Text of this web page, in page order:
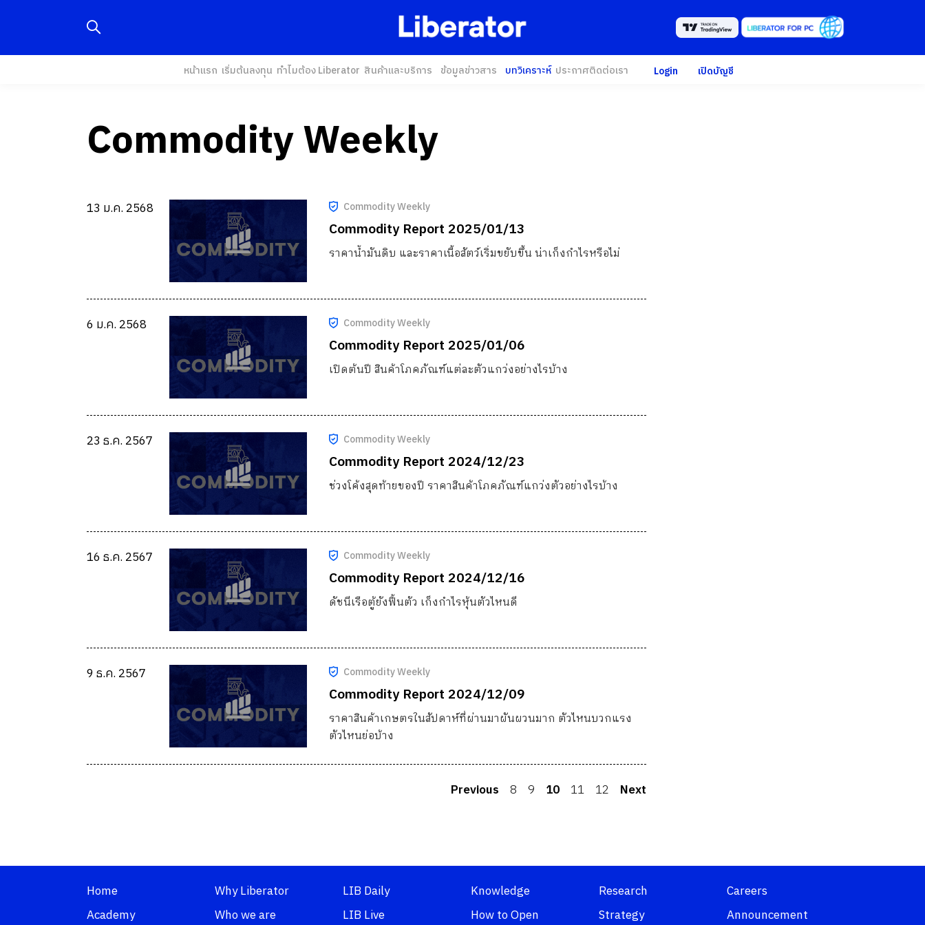
หน้าแรก เริ่มต้นลงทุน ทำไมต้อง Liberator สินค้าและบริการ ข้อมูลข่าวสาร บทวิเคราะห์ ประกาศติดต่อเรา Login เปิดบัญชี
Commodity Weekly
13 ม.ค. 2568 Commodity Weekly
Commodity Report 2025/01/13
ราคาน้ำมันดิบ และราคาเนื้อสัตว์เริ่มขยับขึ้น น่าเก็งกำไรหรือไม่
6 ม.ค. 2568 Commodity Weekly
Commodity Report 2025/01/06
เปิดต้นปี สินค้าโภคภัณฑ์แต่ละตัวแกว่งอย่างไรบ้าง
23 ธ.ค. 2567 Commodity Weekly
Commodity Report 2024/12/23
ช่วงโค้งสุดท้ายของปี ราคาสินค้าโภคภัณฑ์แกว่งตัวอย่างไรบ้าง
16 ธ.ค. 2567 Commodity Weekly
Commodity Report 2024/12/16
ดัชนีเรือตู้ยังฟื้นตัว เก็งกำไรหุ้นตัวไหนดี
9 ธ.ค. 2567 Commodity Weekly
Commodity Report 2024/12/09
ราคาสินค้าเกษตรในสัปดาห์ที่ผ่านมาผันผวนมาก ตัวไหนบวกแรง
ตัวไหนย่อบ้าง
Previous 8 9 10 11 12 Next
Home
Academy
Why Liberator
Who we are
LIB Daily
LIB Live
Knowledge
How to Open
Research
Strategy
Careers
Announcement